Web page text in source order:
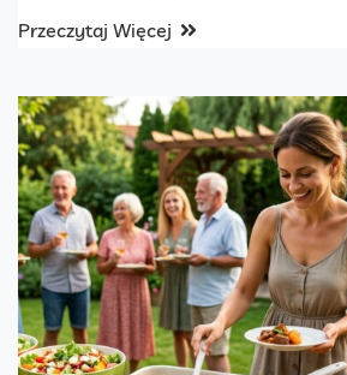
Przeczytaj Więcej